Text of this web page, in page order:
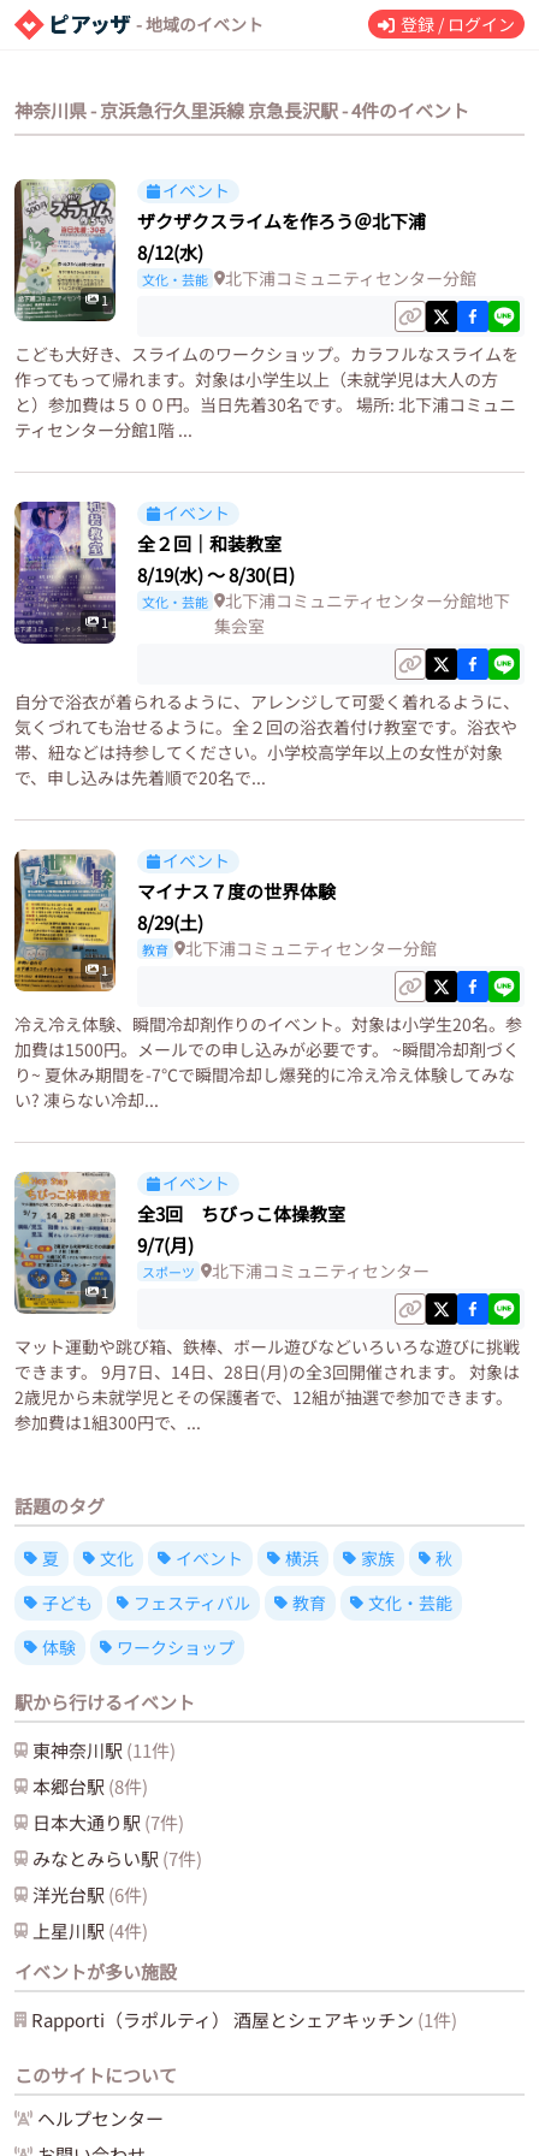
- 地域のイベント 登録 / ログイン
神奈川県 - 京浜急行久里浜線 京急長沢駅 - 4件のイベント
1
イベント
ザクザクスライムを作ろう＠北下浦
8/12(水)
文化・芸能 北下浦コミュニティセンター分館
こども大好き、スライムのワークショップ。カラフルなスライムを
作ってもって帰れます。対象は小学生以上（未就学児は大人の方
と）参加費は５００円。当日先着30名です。 場所: 北下浦コミュニ
ティセンター分館1階 ...
1
イベント
全２回｜和装教室
8/19(水)〜8/30(日)
文化・芸能
北下浦コミュニティセンター分館地下
集会室
自分で浴衣が着られるように、アレンジして可愛く着れるように、
気くづれても治せるように。全２回の浴衣着付け教室です。浴衣や
帯、紐などは持参してください。小学校高学年以上の女性が対象
で、申し込みは先着順で20名で...
1
イベント
マイナス７度の世界体験
8/29(土)
教育 北下浦コミュニティセンター分館
冷え冷え体験、瞬間冷却剤作りのイベント。対象は小学生20名。参
加費は1500円。メールでの申し込みが必要です。 ~瞬間冷却剤づく
り~ 夏休み期間を-7℃で瞬間冷却し爆発的に冷え冷え体験してみな
い? 凍らない冷却...
1
イベント
全3回 ちびっこ体操教室
9/7(月)
スポーツ 北下浦コミュニティセンター
マット運動や跳び箱、鉄棒、ボール遊びなどいろいろな遊びに挑戦
できます。 9月7日、14日、28日(月)の全3回開催されます。 対象は
2歳児から未就学児とその保護者で、12組が抽選で参加できます。
参加費は1組300円で、...
話題のタグ
夏 文化 イベント 横浜 家族
秋
子ども
フェスティバル 教育
文化・芸能
体験
ワークショップ
駅から行けるイベント
東神奈川駅 (11件)
本郷台駅 (8件)
日本大通り駅 (7件)
みなとみらい駅 (7件)
洋光台駅 (6件)
上星川駅 (4件)
イベントが多い施設
Rapporti（ラポルティ） 酒屋とシェアキッチン (1件)
このサイトについて
ヘルプセンター